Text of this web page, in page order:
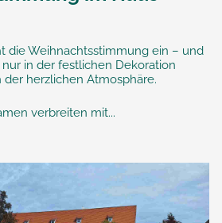
die Weihnachtsstimmung ein – und
in der festlichen Dekoration
der herzlichen Atmosphäre.
verbreiten mit...